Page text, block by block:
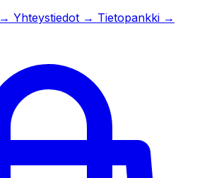
→ Yhteystiedot → Tietopankki →